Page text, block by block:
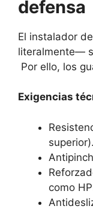
defensa
El instalador
literalmente—
Por ello, los
Exigencias
superior).
como